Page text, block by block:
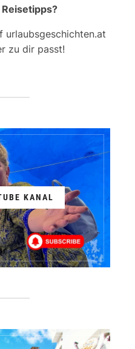
urlaubsgeschichten.at
zu dir passt!
KANAL